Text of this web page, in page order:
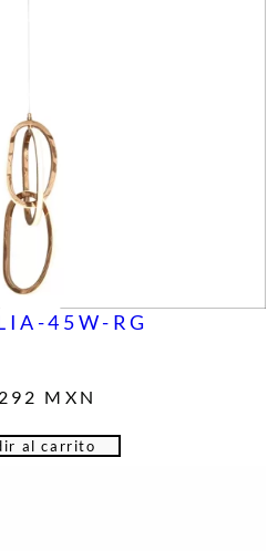
45W-RG
MXN
al carrito